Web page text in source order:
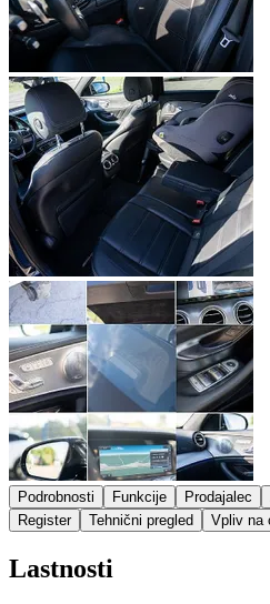
Podrobnosti Funkcije Prodajalec
Register
Tehnični pregled Vpliv na
Lastnosti